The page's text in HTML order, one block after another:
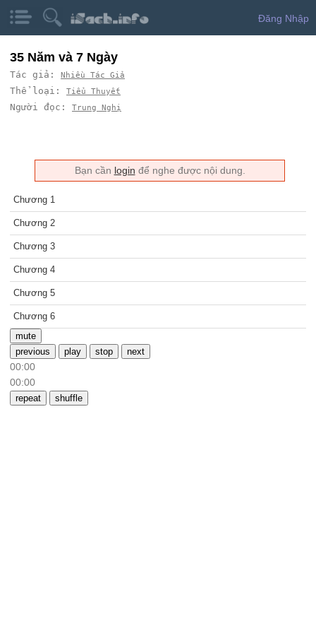
Đăng Nhập
35 Năm và 7 Ngày
Tác giả: Nhiều Tác Giả
Thể loại: Tiểu Thuyết
Người đọc: Trung Nghị
Bạn cần login để nghe được nội dung.
Chương 1
Chương 2
Chương 3
Chương 4
Chương 5
Chương 6
mute
previous
play stop next
00:00
00:00
repeat shuffle